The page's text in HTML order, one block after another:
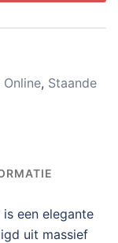
, Staande
een elegante
uit massief